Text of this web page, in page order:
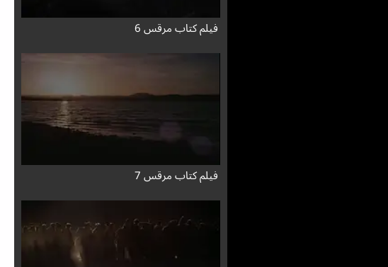
فيلم كتاب مرقس 6
فيلم كتاب مرقس 7